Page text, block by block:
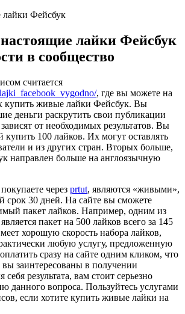
лайки Фейсбук
в сообщество
считается
, где вы можете на
купить живые лайки Фейсбук. Вы
деньги раскрутить свои публикации
от необходимых результатов. Вы
купить 100 лайков. Их могут оставлять
и из других стран. Вторых больше,
направлен больше на англоязычную
через prtut, являются «живыми»,
срок 30 дней. На сайте вы сможете
пакет лайков. Например, одним из
пакет на 500 лайков всего за 145
хорошую скорость набора лайков,
любую услугу, предложенную
сразу на сайте одним кликом, что
заинтересованы в получении
результата, вам стоит серьезно
данного вопроса. Пользуйтесь услугами
если хотите купить живые лайки на